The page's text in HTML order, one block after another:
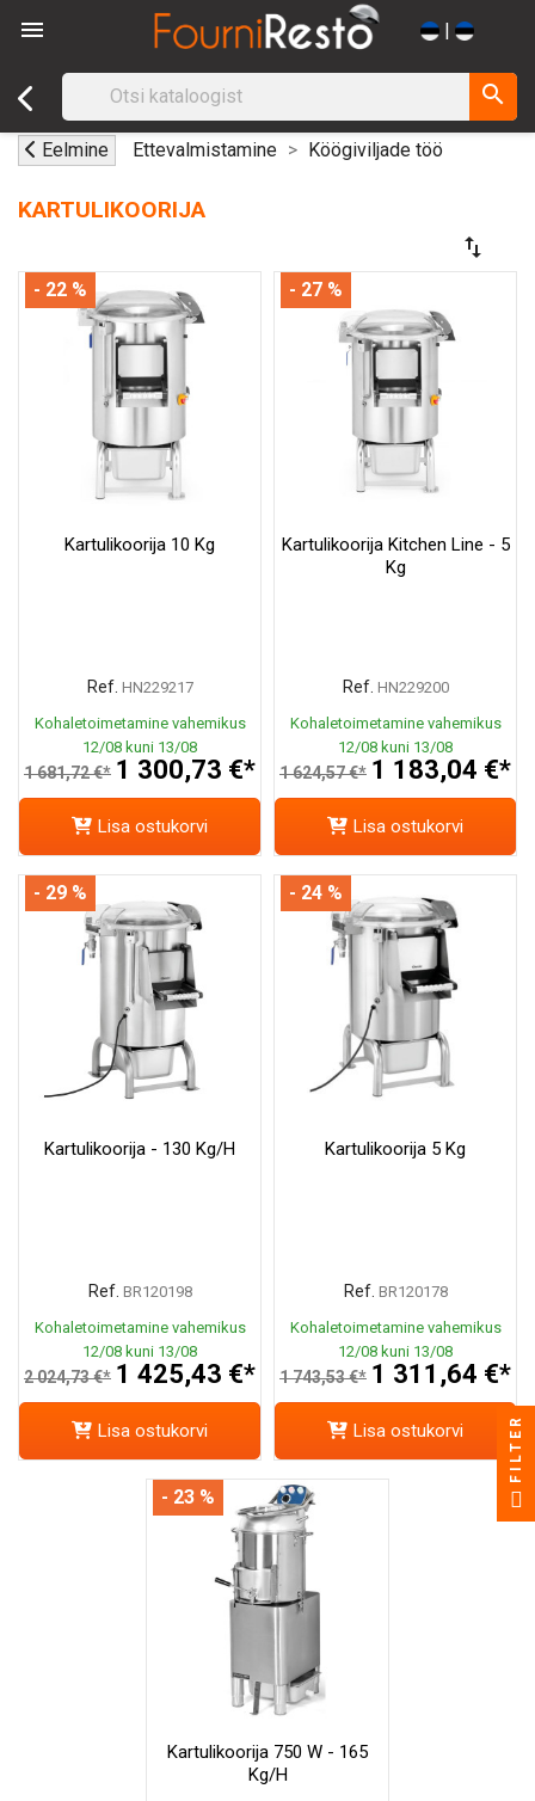
 |
search
Eelmine Ettevalmistamine Köögiviljade töö
KARTULIKOORIJA
swap_vert
Kartulikoorija 10 Kg
Ref. HN229217
Kohaletoimetamine vahemikus
12/08 kuni 13/08
1 681,72 €* 1 300,73 €*
- 22 %
Lisa ostukorvi
Kartulikoorija Kitchen Line - 5
Kg
Ref. HN229200
Kohaletoimetamine vahemikus
12/08 kuni 13/08
1 624,57 €* 1 183,04 €*
- 27 %
Lisa ostukorvi
Kartulikoorija - 130 Kg/h
Ref. BR120198
Kohaletoimetamine vahemikus
12/08 kuni 13/08
2 024,73 €* 1 425,43 €*
- 29 %
Lisa ostukorvi
Kartulikoorija 5 Kg
Ref. BR120178
Kohaletoimetamine vahemikus
12/08 kuni 13/08
1 743,53 €* 1 311,64 €*
- 24 %
Lisa ostukorvi
Kartulikoorija 750 W - 165
Kg/h
- 23 %
FILTER